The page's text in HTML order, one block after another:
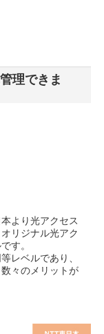
理できま
より光アクセス
リジナル光アク
す。
レベルであり、
々のメリットが